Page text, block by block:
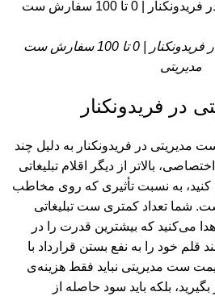
سفارش ست مدیریتی در فریدونکنار | 0 تا 100 سفارش ست
مدیریتی
در فریدونکنار
مدیریتی در فریدونکنار به دلیل چند
بالاتر از دیگر اقلام تبلیغاتی
به نسبت تأثیری که روی مخاطب
شما تعداد کمتری ست تبلیغاتی
می‌کنید که بیشترین قدرت را در
قلم خود را به نفع بستن قرارداد با
ست مدیریتی نباید فقط هزینه‌ی
بلکه باید سود حاصله از